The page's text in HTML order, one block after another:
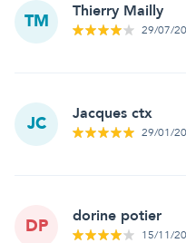
TM Thierry Mailly
29/07/
JC Jacques ctx
29/01/
DP dorine potier
15/11/